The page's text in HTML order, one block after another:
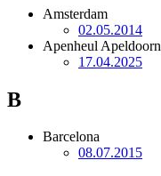
Amsterdam
02.05.2014
Apenheul Apeldoorn
17.04.2025
B
Barcelona
08.07.2015